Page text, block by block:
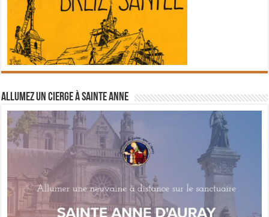
Allumez un cierge à Sainte Anne